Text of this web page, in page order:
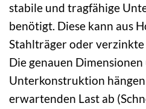
stabile und tragfähige
benötigt. Diese kann aus
Stahlträger oder
Die genauen
Unterkonstruktion
erwartenden Last ab